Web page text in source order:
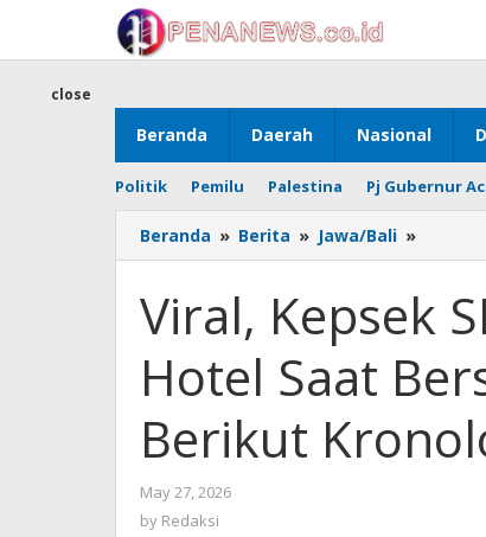
content
Beranda Daerah Nasional
Politik Pemilu Palestina Pj Gubernur
close
Beranda » Berita » Jawa/Bali »
Kepsek
di
Hotel
Bu
Viral, Kepsek
Hotel Saat
Berikut
May 27, 2026
by Redaksi